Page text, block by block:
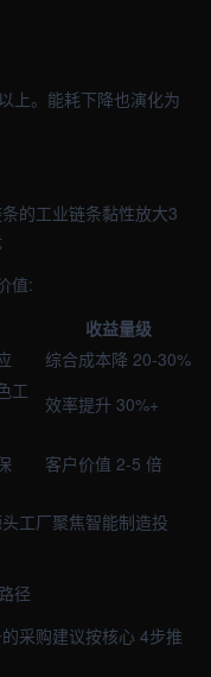
上。能耗下降也演化为
的工业链条黏性放大3
值:
收益量级
综合成本降 20-30%
工
效率提升 30%+
客户价值 2-5 倍
工厂聚焦智能制造投
径
采购建议按核心 4步推